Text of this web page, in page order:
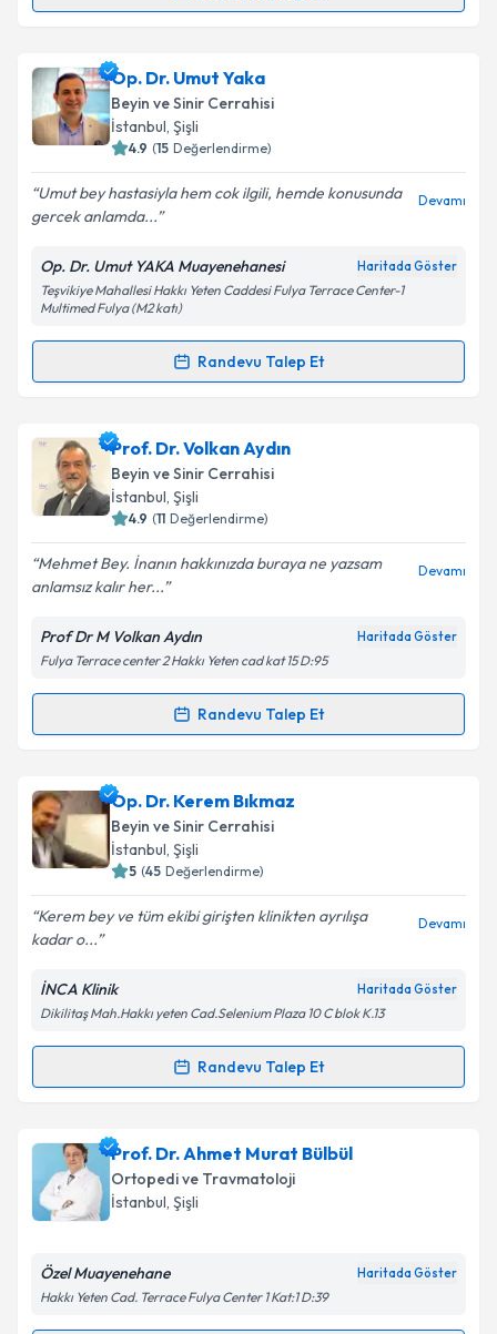
Doç. Dr. Hakan Özbeniçin randevu takvimi talebi
oluşturun. Size bu uzmandan randevu almanız için bir
takvim hazırlandığında e-posta ile bilgilendireceğiz.
Kişisel verilerimin işlenmesine ilişkin
Aydınlatma
Metni'ni okudum ve kişisel verilerimin belirtilen
kapsamda işlenmesini kabul ediyorum.
Takvim Talebini Gönder
Op. Dr. Umut Yaka
Beyin ve Sinir Cerrahisi
İstanbul, Şişli
4.9 (15 Değerlendirme)
Umut bey hastasiyla hem cok ilgili, hemde konusunda
gercek anlamda...
Devamı
Op. Dr. Umut YAKA Muayenehanesi Haritada Göster
Teşvikiye Mahallesi Hakkı Yeten Caddesi Fulya Terrace Center-1
Multimed Fulya (M2 katı)
Randevu Talep Et
Randevu Takvimi Talebi
Op. Dr. Umut Yakaiçin randevu takvimi talebi
oluşturun. Size bu uzmandan randevu almanız için bir
takvim hazırlandığında e-posta ile bilgilendireceğiz.
Kişisel verilerimin işlenmesine ilişkin
Aydınlatma
Metni'ni okudum ve kişisel verilerimin belirtilen
kapsamda işlenmesini kabul ediyorum.
Prof. Dr. Volkan Aydın
Beyin ve Sinir Cerrahisi
İstanbul, Şişli
4.9 (11 Değerlendirme)
Mehmet Bey. İnanın hakkınızda buraya ne yazsam
anlamsız kalır her...
Devamı
Prof Dr M Volkan Aydın Haritada Göster
Fulya Terrace center 2 Hakkı Yeten cad kat 15 D:95
Randevu Talep Et
Randevu Takvimi Talebi
Prof. Dr. Volkan Aydıniçin randevu takvimi talebi
oluşturun. Size bu uzmandan randevu almanız için bir
takvim hazırlandığında e-posta ile bilgilendireceğiz.
Kişisel verilerimin işlenmesine ilişkin
Aydınlatma
Metni'ni okudum ve kişisel verilerimin belirtilen
kapsamda işlenmesini kabul ediyorum.
Op. Dr. Kerem Bıkmaz
Beyin ve Sinir Cerrahisi
İstanbul, Şişli
5 (45 Değerlendirme)
Kerem bey ve tüm ekibi girişten klinikten ayrılışa
kadar o...
Devamı
İNCA Klinik Haritada Göster
Dikilitaş Mah.Hakkı yeten Cad.Selenium Plaza 10 C blok K.13
Randevu Talep Et
Randevu Takvimi Talebi
Op. Dr. Kerem Bıkmaz için randevu takvimi talebi
oluşturun. Size bu uzmandan randevu almanız için bir
takvim hazırlandığında e-posta ile bilgilendireceğiz.
Prof. Dr. Ahmet Murat Bülbül
Ortopedi ve Travmatoloji
İstanbul, Şişli
Özel Muayenehane Haritada Göster
Hakkı Yeten Cad. Terrace Fulya Center 1 Kat:1 D:39